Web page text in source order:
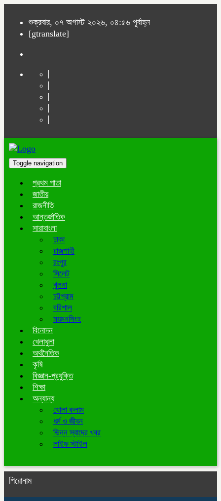
শুক্রবার, ০৭ অগাস্ট ২০২৬, ০৪:৫৬ পূর্বাহ্ন
[gtranslate]
Toggle navigation
প্রথম পাতা
জাতীয়
রাজনীতি
আন্তর্জাতিক
সারাবাংলা
ঢাকা
রাজশাহী
রংপুর
সিলেট
খুলনা
চট্টগ্রাম
বরিশাল
ময়মনসিংহ
বিনোদন
খেলাধুলা
অর্থনৈতিক
কৃষি
বিজ্ঞান-প্রযুক্তি
শিক্ষা
অন্যান্য
খোলা কলাম
ধর্ম ও জীবন
ভিন্ন স্বাদের খবর
লাইফ স্টাইল
শিরোনাম